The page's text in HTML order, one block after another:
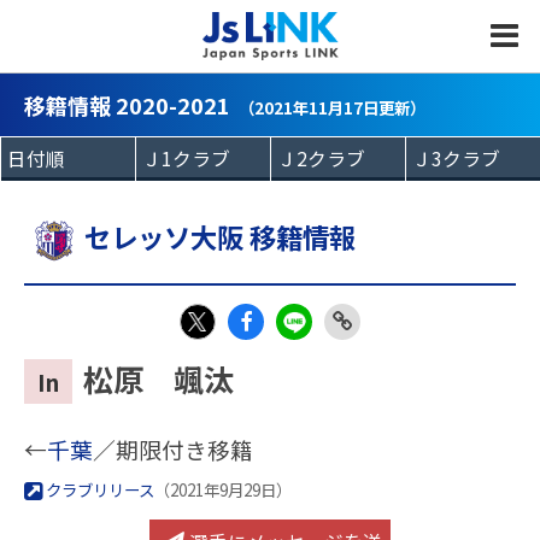
移籍情報 2020-2021 （2021年11月17日更新）
セレッソ大阪 移籍情報
X
eb
k
In 松原 颯汰
←千葉／期限付き移籍
クラブリリース （2021年9月29日）